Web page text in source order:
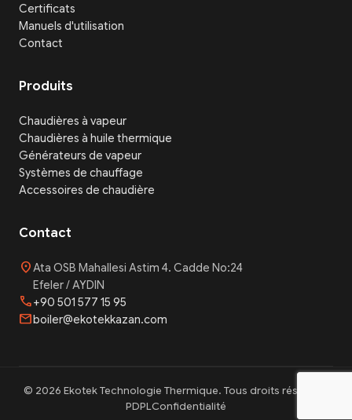
Certificats
Manuels d'utilisation
Contact
Produits
Chaudières à vapeur
Chaudières à huile thermique
Générateurs de vapeur
Systèmes de chauffage
Accessoires de chaudière
Contact
location_onAta OSB Mahallesi Astim 4. Cadde No:24
Efeler / AYDIN
phone+90 501 577 15 95
mailboiler@ekotekkazan.com
© 2026 Ekotek Technologie Thermique. Tous droits réservés.
PDPLConfidentialité